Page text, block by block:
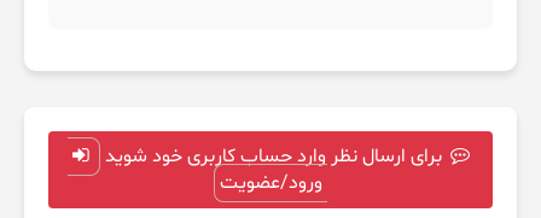
برای ارسال نظر وارد حساب کاربری خود شوید
ورود/عضویت